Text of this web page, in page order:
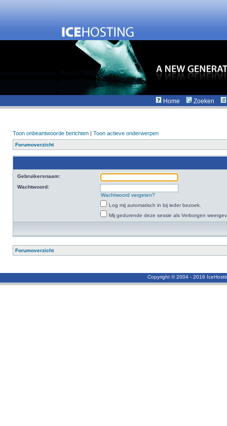
Home Zoeken
Toon onbeantwoorde berichten | Toon actieve onderwerpen
Forumoverzicht
Gebruikersnaam:
Wachtwoord:
Wachtwoord vergeten?
Log mij automatisch in bij ieder bezoek.
Mij gedurende deze sessie als Verborgen
Forumoverzicht
Copyright © 2004 - 2016